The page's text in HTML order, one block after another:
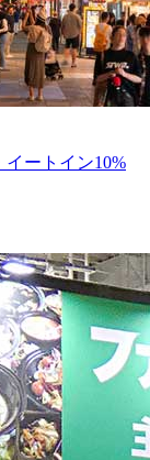
ートイン10%